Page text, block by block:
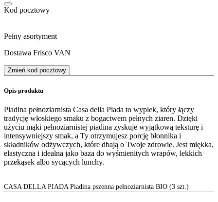
Kod pocztowy
Pełny asortyment
Dostawa Frisco VAN
Zmień kod pocztowy
Opis produktu
Piadina pełnoziarnista Casa della Piada to wypiek, który łączy
tradycję włoskiego smaku z bogactwem pełnych ziaren. Dzięki
użyciu mąki pełnoziarnistej piadina zyskuje wyjątkową teksturę i
intensywniejszy smak, a Ty otrzymujesz porcję błonnika i
składników odżywczych, które dbają o Twoje zdrowie. Jest miękka,
elastyczna i idealna jako baza do wyśmienitych wrapów, lekkich
przekąsek albo sycących lunchy.
CASA DELLA PIADA Piadina pszenna pełnoziarnista BIO (3 szt.)